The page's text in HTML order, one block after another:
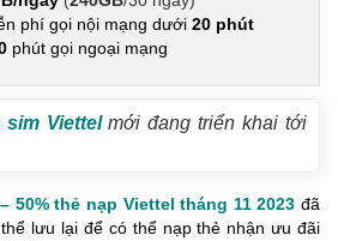
phí gọi nội mạng dưới 20 phút
phút gọi ngoại mạng
Viettelmới đang triển khai tới
50% thẻ nạp Viettel tháng 11 2023 đã
lưu lại để có thể nạp thẻ nhận ưu đãi